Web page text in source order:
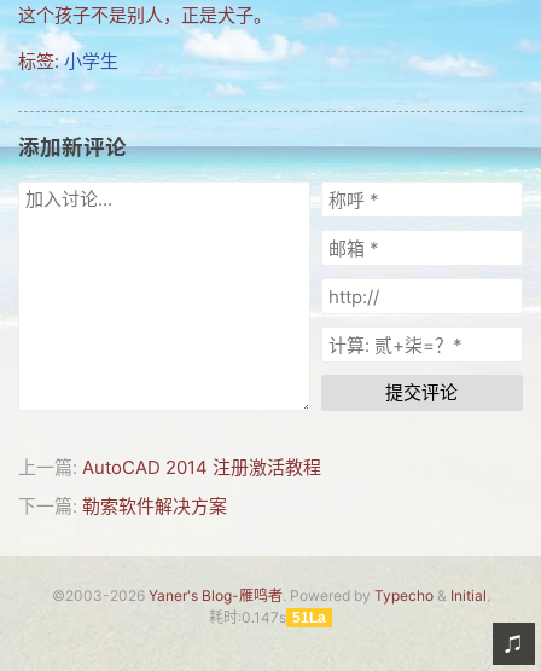
流行.时代.天下
网络新事物
收藏.经典
网友情怀
这个孩子不是别人，正是犬子。
标签:小学生
添加新评论
提交评论
上一篇: AutoCAD 2014 注册激活教程
下一篇: 勒索软件解决方案
©2003-2026 Yaner's Blog-雁鸣者. Powered by Typecho& Initial.
耗时:0.147s 51La